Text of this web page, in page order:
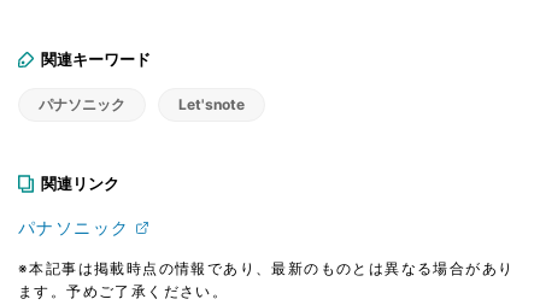
関連キーワード
パナソニック Let'snote
関連リンク
パナソニック
※本記事は掲載時点の情報であり、最新のものとは異なる場合があり
ます。予めご了承ください。